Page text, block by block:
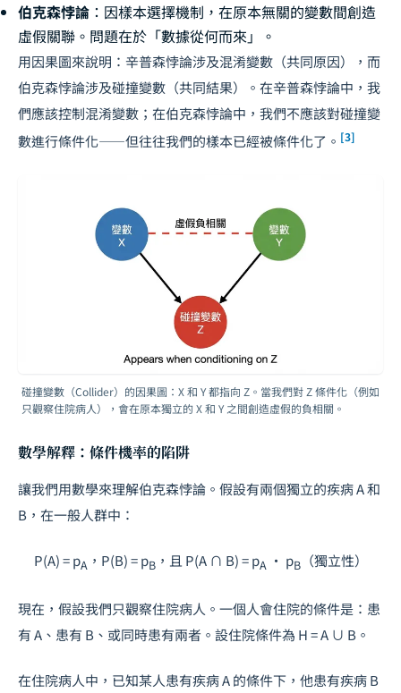
伯克森悖論 ：因樣本選擇機制，在原本無關的變數間創造
虛假關聯。問題在於「數據從何而來」。
用因果圖來說明：辛普森悖論涉及混淆變數（共同原因），而
伯克森悖論涉及碰撞變數（共同結果）。在辛普森悖論中，我
們應該控制混淆變數；在伯克森悖論中，我們不應該對碰撞變
數進行條件化——但往往我們的樣本已經被條件化了。 [3]
碰撞變數（Collider）的因果圖：X 和 Y 都指向 Z。當我們對 Z 條件化（例如
只觀察住院病人），會在原本獨立的 X 和 Y 之間創造虛假的負相關。
數學解釋：條件機率的陷阱
讓我們用數學來理解伯克森悖論。假設有兩個獨立的疾病 A 和
B，在一般人群中：
P(A) = pA ， P(B) = pB ，且P(A ∩ B) = pA · pB （獨立性）
現在，假設我們只觀察住院病人。一個人會住院的條件是：患
有 A、患有 B、或同時患有兩者。設住院條件為 H = A ∪ B 。
在住院病人中，已知某人患有疾病 A 的條件下，他患有疾病 B